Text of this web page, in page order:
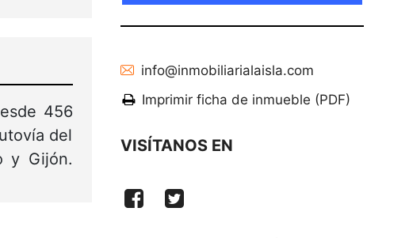
456
del
y Gijón.
info@inmobiliarialaisla.com
Imprimir ficha de inmueble (PDF)
VISÍTANOS EN